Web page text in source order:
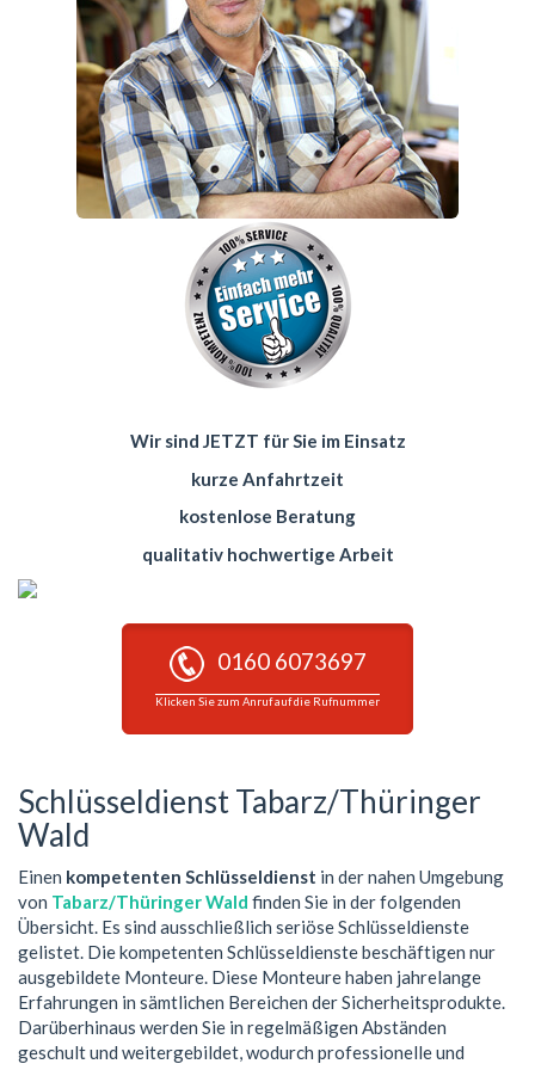
Wir sind JETZT für Sie im Einsatz
kurze Anfahrtzeit
kostenlose Beratung
qualitativ hochwertige Arbeit
0160 6073697
Klicken Sie zum Anruf auf die Rufnummer
Schlüsseldienst Tabarz/Thüringer
Wald
Einen kompetenten Schlüsseldienst in der nahen Umgebung
von Tabarz/Thüringer Wald finden Sie in der folgenden
Übersicht. Es sind ausschließlich seriöse Schlüsseldienste
gelistet. Die kompetenten Schlüsseldienste beschäftigen nur
ausgebildete Monteure. Diese Monteure haben jahrelange
Erfahrungen in sämtlichen Bereichen der Sicherheitsprodukte.
Darüberhinaus werden Sie in regelmäßigen Abständen
geschult und weitergebildet, wodurch professionelle und